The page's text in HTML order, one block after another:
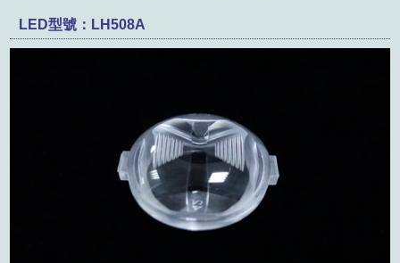
友站連結
外徑
LED型號：LH508A